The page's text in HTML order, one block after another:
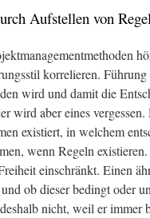
Aufstellen von
korrelieren.
wird und damit die
wird aber eines
existiert, in welchem
wenn Regeln
einschränkt. Einen
ob dieser bedingt oder
nicht, weil er